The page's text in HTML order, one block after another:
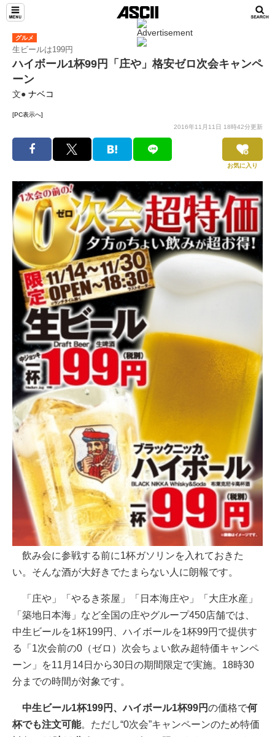
グルメ
生ビールは199円
ハイボール1杯99円「庄や」格安ゼロ次会キャンペ
ーン
文● ナベコ
[PC表示へ]
2016年11月11日 18時42分更新
お気に入り
飲み会に参戦する前に1杯ガソリンを入れておきた
い。そんな酒が大好きでたまらない人に朗報です。
「庄や」「やるき茶屋」「日本海庄や」「大庄水産」
「築地日本海」など全国の庄やグループ450店舗では、
中生ビールを1杯199円、ハイボールを1杯99円で提供す
る「1次会前の0（ゼロ）次会ちょい飲み超特価キャンペ
ーン」を11月14日から30日の期間限定で実施。18時30
分までの時間が対象です。
中生ビール1杯199円、ハイボール1杯99円の価格で何
杯でも注文可能。ただし“0次会”キャンペーンのため特価